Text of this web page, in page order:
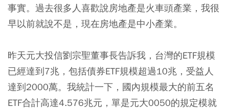
事實。過去很多人喜歡說房地產是火車頭產業，我很
早以前就說不是，現在房地產是中小產業。
昨天元大投信劉宗聖董事長告訴我，台灣的ETF規模
已經達到7兆，包括債券ETF規模超過10兆，受益人
達到2000萬。我統計一下，國內規模最大的前五名
ETF合計高達4.576兆元，單是元大0050的規定模就